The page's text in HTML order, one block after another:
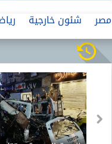
مصر شئون خارجية